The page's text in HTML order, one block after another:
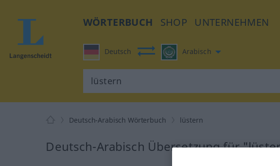
WÖRTERBUCH SHOP UNTERNEHMEN
Deutsch Arabisch
Deutsch-Arabisch Wörterbuch lüstern
Deutsch-Arabisch Übersetzung für